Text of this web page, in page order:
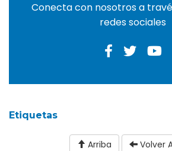
Conecta con nosotros a
redes sociales
Etiquetas
Arriba Volver